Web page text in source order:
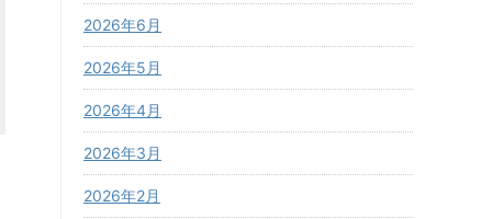
2026年6月
2026年5月
2026年4月
2026年3月
2026年2月